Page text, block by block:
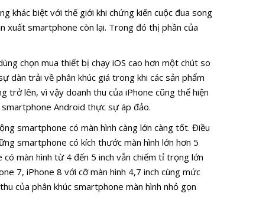
khác biệt với thế giới khi chứng kiến cuộc đua song
xuất smartphone còn lại. Trong đó thị phần của
chọn mua thiết bị chạy iOS cao hơn một chút so
dàn trải về phân khúc giá trong khi các sản phẩm
lên, vì vậy doanh thu của iPhone cũng thể hiện
Android thực sự áp đảo.
smartphone có màn hình càng lớn càng tốt. Điều
smartphone có kích thước màn hình lớn hơn 5
màn hình từ 4 đến 5 inch vẫn chiếm tỉ trọng lớn
7, iPhone 8 với cỡ màn hình 4,7 inch cùng mức
của phân khúc smartphone màn hình nhỏ gọn